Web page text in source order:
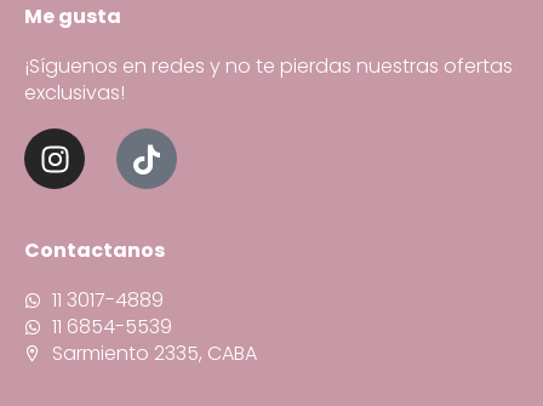
Me gusta
¡Síguenos en redes y no te pierdas nuestras ofertas
exclusivas!
Contactanos
11 3017-4889
11 6854-5539
Sarmiento 2335, CABA